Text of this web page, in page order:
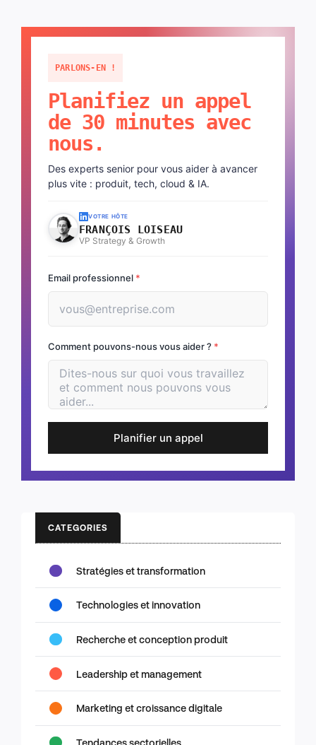
PARLONS-EN !
Planifiez un appel
de 30 minutes avec
nous.
Des experts senior pour vous aider à avancer
plus vite : produit, tech, cloud & IA.
VOTRE HÔTE
FRANÇOIS LOISEAU
VP Strategy & Growth
Email professionnel *
Comment pouvons-nous vous aider ? *
Planifier un appel
CATEGORIES
Stratégies et transformation
Technologies et innovation
Recherche et conception produit
Leadership et management
Marketing et croissance digitale
Tendances sectorielles